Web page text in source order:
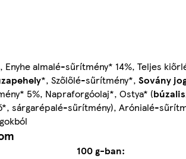
Enyhe almalé-sűrítmény* 14%, Teljes
*, Szőlőlé-sűrítmény*, Sovány
5%, Napraforgóolaj*, Ostya* (
sárgarépalé-sűrítmény), Arónialé-
100 g-ban: